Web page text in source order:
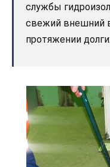
службы
свежий внешний
протяжении